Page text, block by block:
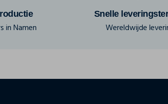
in Namen
Snelle
Wereldwijde